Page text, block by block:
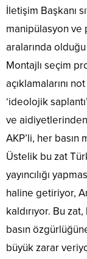
İletişim Başkanı
manipülasyon ve
aralarında
Montajlı seçim
açıklamalarını
‘ideolojik
ve
AKP’li, her
Üstelik bu zat
yayıncılığı
haline getiriyor,
kaldırıyor. Bu
basın
büyük zarar